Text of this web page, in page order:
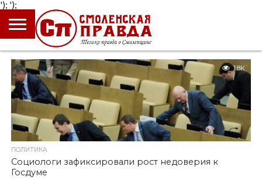
');
ГЛАВНАЯ
НОВОСТИ
ПРОИСШЕСТВИЯ
ПОЛИТИКА
КУЛЬТУРА
ЭКОНОМИКА
ОБЩЕСТВО
БЛОГИ
1.8K
ПОЛИТИКА
Социологи зафиксировали рост недоверия к
Госдуме
');